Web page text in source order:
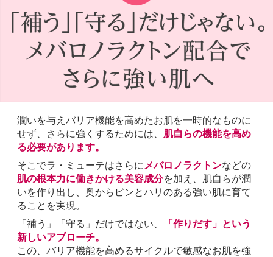
潤いを与えバリア機能を高めたお肌を一時的なものに
せず、さらに強くするためには、 肌自らの機能を高め
る必要があります。
そこでラ・ミューテはさらに メバロノラクトンなどの
肌の根本力に働きかける美容成分を加え、肌自らが潤
いを作り出し、奥からピンとハリのある強い肌に育て
ることを実現。
「補う」「守る」だけではない、
「作りだす」という
新しいアプローチ。
この、バリア機能を高めるサイクルで敏感なお肌を強